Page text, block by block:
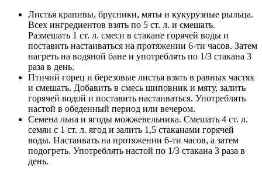
Листья крапивы, брусники, мяты и кукурузные рыльца.
Всех ингредиентов взять по 5 ст. л. и смешать.
Размешать 1 ст. л. смеси в стакане горячей воды и
поставить настаиваться на протяжении 6-ти часов. Затем
нагреть на водяной бане и употреблять по 1/3 стакана 3
раза в день.
Птичий горец и березовые листья взять в равных частях
и смешать. Добавить в смесь шиповник и мяту, залить
горячей водой и поставить настаиваться. Употреблять
настой в обеденный период или вечером.
Семена льна и ягоды можжевельника. Смешать 4 ст. л.
семян с 1 ст. л. ягод и залить 1,5 стаканами горячей
воды. Настаивать на протяжении 6-ти часов, а затем
подогреть. Употреблять настой по 1/3 стакана 3 раза в
день.